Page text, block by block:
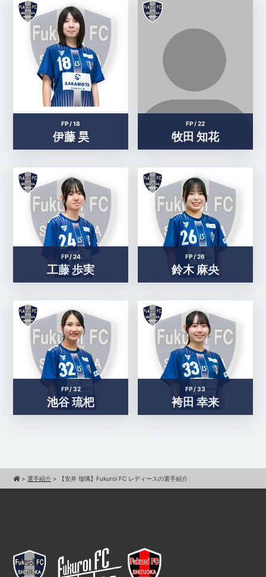
FP /18
伊藤 昊
FP /22
牧田 知花
FP /24
工藤 歩実
FP /26
鈴木 麻央
FP /32
池谷 琉杷
FP /33
袴田 幸来
>選手紹介 > 【安井 瑠璃】Fukuroi FC レディースの選手紹介